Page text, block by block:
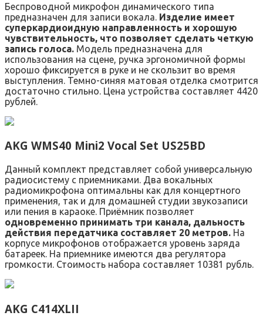
Беспроводной микрофон динамического типа
предназначен для записи вокала. Изделие имеет
суперкардиоидную направленность и хорошую
чувствительность, что позволяет сделать четкую
запись голоса. Модель предназначена для
использования на сцене, ручка эргономичной формы
хорошо фиксируется в руке и не скользит во время
выступления. Темно-синяя матовая отделка смотрится
достаточно стильно. Цена устройства составляет 4420
рублей.
AKG WMS40 Mini2 Vocal Set US25BD
Данный комплект представляет собой универсальную
радиосистему с приемниками. Два вокальных
радиомикрофона оптимальны как для концертного
применения, так и для домашней студии звукозаписи
или пения в караоке. Приёмник позволяет
одновременно принимать три канала, дальность
действия передатчика составляет 20 метров. На
корпусе микрофонов отображается уровень заряда
батареек. На приемнике имеются два регулятора
громкости. Стоимость набора составляет 10381 рубль.
AKG C414XLII